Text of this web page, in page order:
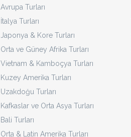
Avrupa Turları
İtalya Turları
Japonya & Kore Turları
Orta ve Güney Afrika Turları
Vietnam & Kamboçya Turları
Kuzey Amerika Turları
Uzakdoğu Turları
Kafkaslar ve Orta Asya Turları
Bali Turları
Orta & Latin Amerika Turları